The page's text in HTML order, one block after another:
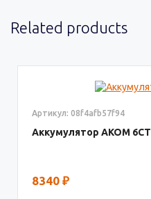
Related products
Артикул: 08f4afb57f94
Аккумулятор AКОМ 6СТ
8340 ₽